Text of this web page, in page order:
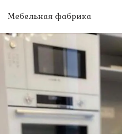
Мебельная фабрика